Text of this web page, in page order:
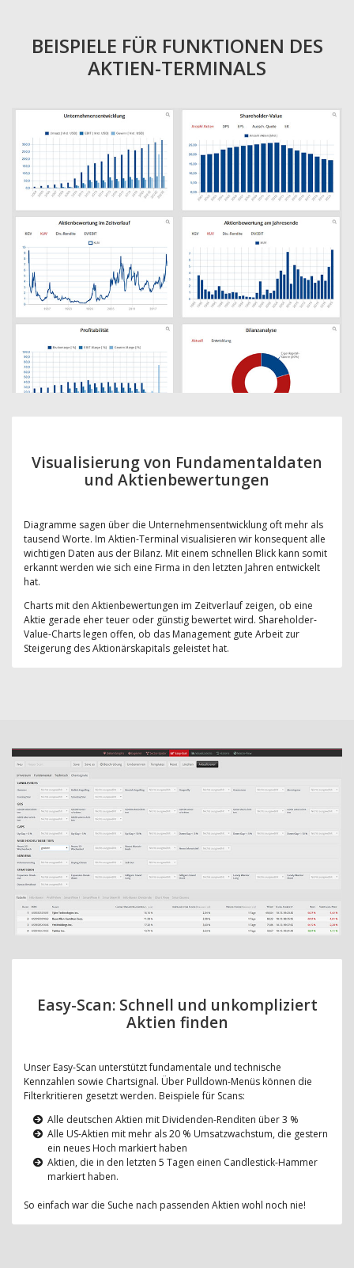
BEISPIELE FÜR FUNKTIONEN DES
AKTIEN-TERMINALS
Visualisierung von Fundamentaldaten
und Aktienbewertungen
Diagramme sagen über die Unternehmensentwicklung oft mehr als
tausend Worte. Im Aktien-Terminal visualisieren wir konsequent alle
wichtigen Daten aus der Bilanz. Mit einem schnellen Blick kann somit
erkannt werden wie sich eine Firma in den letzten Jahren entwickelt
hat.
Charts mit den Aktienbewertungen im Zeitverlauf zeigen, ob eine
Aktie gerade eher teuer oder günstig bewertet wird. Shareholder-
Value-Charts legen offen, ob das Management gute Arbeit zur
Steigerung des Aktionärskapitals geleistet hat.
Easy-Scan: Schnell und unkompliziert
Aktien finden
Unser Easy-Scan unterstützt fundamentale und technische
Kennzahlen sowie Chartsignal. Über Pulldown-Menüs können die
Filterkritieren gesetzt werden. Beispiele für Scans:
Alle deutschen Aktien mit Dividenden-Renditen über 3 %
Alle US-Aktien mit mehr als 20 % Umsatzwachstum, die gestern
ein neues Hoch markiert haben
Aktien, die in den letzten 5 Tagen einen Candlestick-Hammer
markiert haben.
So einfach war die Suche nach passenden Aktien wohl noch nie!